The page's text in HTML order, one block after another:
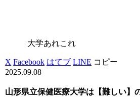
大学あれこれ
X Facebook はてブ LINE コピー
2025.09.08
山形県立保健医療大学は【難しい】